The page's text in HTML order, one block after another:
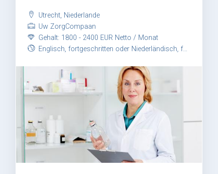
Utrecht, Niederlande
Uw ZorgCompaan
Gehalt: 1800 - 2400 EUR Netto / Monat
Englisch, fortgeschritten oder Niederländisch, fortgeschritten